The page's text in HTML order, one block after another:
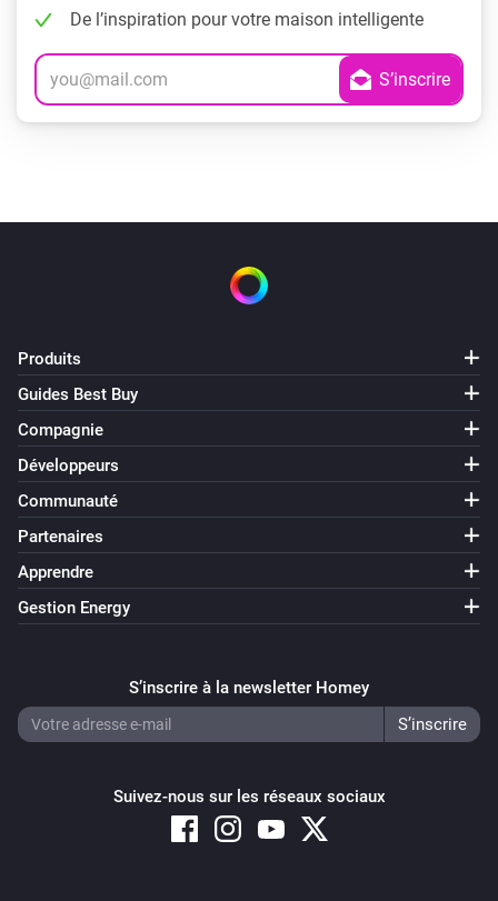
De l’inspiration pour votre maison intelligente
Produits
Guides Best Buy
Compagnie
Développeurs
Communauté
Partenaires
Apprendre
Gestion Energy
S’inscrire à la newsletter Homey
Suivez-nous sur les réseaux sociaux